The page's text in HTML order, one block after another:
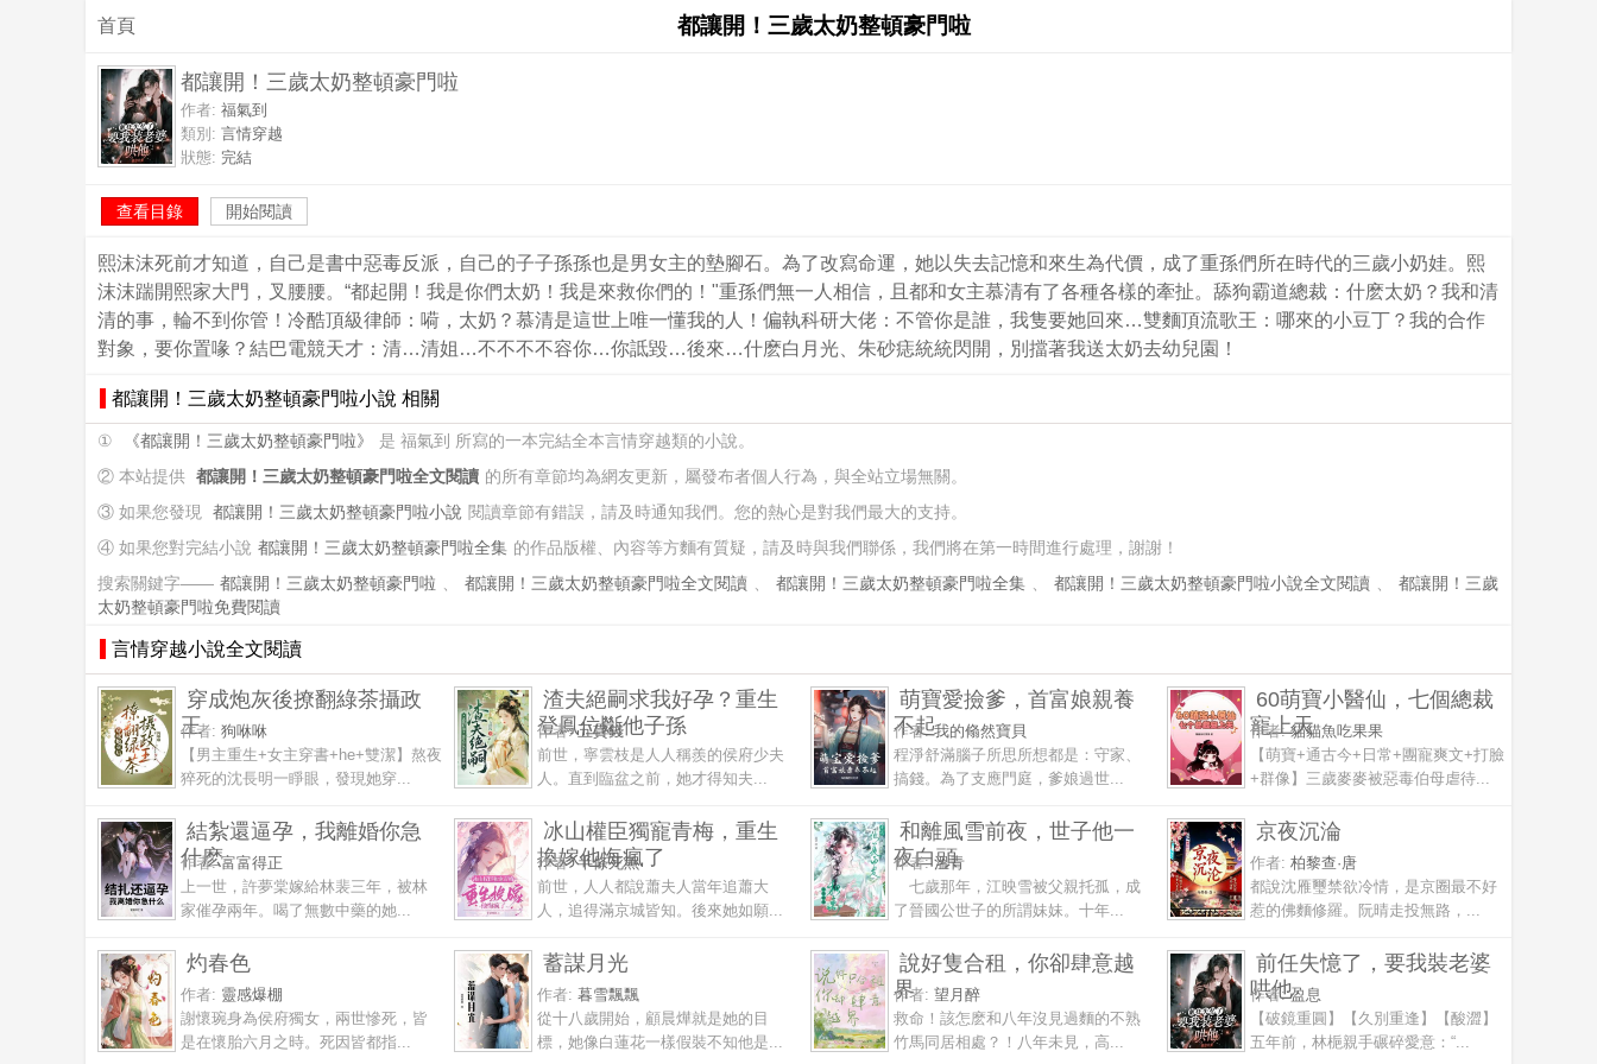
首頁 都讓開！三歲太奶整頓豪門啦
都讓開！三歲太奶整頓豪門啦
作者: 福氣到
類別: 言情穿越
狀態: 完結
查看目錄 開始閱讀
熙沫沫死前才知道，自己是書中惡毒反派，自己的子子孫孫也是男女主的墊腳石。為了改寫命運，她以失去記憶和來生為代價，成了重孫們所在時代的三歲小奶娃。熙
沫沫踹開熙家大門，叉腰腰。“都起開！我是你們太奶！我是來救你們的！"重孫們無一人相信，且都和女主慕清有了各種各樣的牽扯。舔狗霸道總裁：什麽太奶？我和清
清的事，輪不到你管！冷酷頂級律師：嗬，太奶？慕清是這世上唯一懂我的人！偏執科研大佬：不管你是誰，我隻要她回來…雙麵頂流歌王：哪來的小豆丁？我的合作
對象，要你置喙？結巴電競天才：清…清姐…不不不不容你…你詆毀…後來…什麽白月光、朱砂痣統統閃開，別擋著我送太奶去幼兒園！
都讓開！三歲太奶整頓豪門啦小說 相關
① 《都讓開！三歲太奶整頓豪門啦》
是 福氣到 所寫的一本完結全本言情穿越類的小說。
② 本站提供 都讓開！三歲太奶整頓豪門啦全文閱讀 的所有章節均為網友更新，屬發布者個人行為，與全站立場無關。
③ 如果您發現 都讓開！三歲太奶整頓豪門啦小說 閱讀章節有錯誤，請及時通知我們。您的熱心是對我們最大的支持。
④ 如果您對完結小說 都讓開！三歲太奶整頓豪門啦全集 的作品版權、內容等方麵有質疑，請及時與我們聯係，我們將在第一時間進行處理，謝謝！
搜索關鍵字—— 都讓開！三歲太奶整頓豪門啦 、 都讓開！三歲太奶整頓豪門啦全文閱讀 、 都讓開！三歲太奶整頓豪門啦全集 、 都讓開！三歲太奶整頓豪門啦小說全文閱讀 、
都讓開！三歲
太奶整頓豪門啦免費閱讀
言情穿越小說全文閱讀
穿成炮灰後撩翻綠茶攝政
王
作者: 狗咻咻
【男主重生+女主穿書+he+雙潔】熬夜
猝死的沈長明一睜眼，發現她穿...
渣夫絕嗣求我好孕？重生
登鳳位斷他子孫
作者:五貫錢
前世，寧雲枝是人人稱羨的侯府少夫
人。直到臨盆之前，她才得知夫...
萌寶愛撿爹，首富娘親養
不起
作者:我的翛然寶貝
程淨舒滿腦子所思所想都是：守家、
搞錢。為了支應門庭，爹娘過世...
60萌寶小醫仙，七個總裁
寵上天
作者:貓貓魚吃果果
【萌寶+通古今+日常+團寵爽文+打臉
+群像】三歲麥麥被惡毒伯母虐待...
結紮還逼孕，我離婚你急
什麽
作者:富富得正
上一世，許夢棠嫁給林裴三年，被林
家催孕兩年。喝了無數中藥的她...
冰山權臣獨寵青梅，重生
換嫁他悔瘋了
作者:半條死魚
前世，人人都說蕭夫人當年追蕭大
人，追得滿京城皆知。後來她如願...
和離風雪前夜，世子他一
夜白頭
作者:溫青
七歲那年，江映雪被父親托孤，成
了晉國公世子的所謂妹妹。十年...
京夜沉淪
作者: 柏黎查·唐
都說沈雁璽禁欲冷情，是京圈最不好
惹的佛麵修羅。阮晴走投無路，...
灼春色
作者: 靈感爆棚
謝懷琬身為侯府獨女，兩世慘死，皆
是在懷胎六月之時。死因皆都指...
蓄謀月光
作者: 暮雪飄飄
從十八歲開始，顧晨燁就是她的目
標，她像白蓮花一樣假裝不知他是...
說好隻合租，你卻肆意越
界
作者: 望月醉
救命！該怎麽和八年沒見過麵的不熟
竹馬同居相處？！八年未見，高...
前任失憶了，要我裝老婆
哄他
作者:盈息
【破鏡重圓】【久別重逢】【酸澀】
五年前，林梔親手碾碎愛意：“...